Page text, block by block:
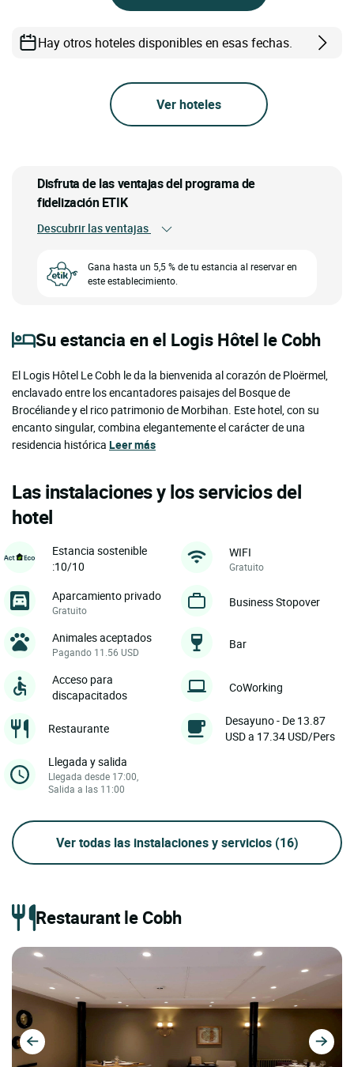
Hay otros hoteles disponibles en esas fechas.
Ver hoteles
Disfruta de las ventajas del programa de
fidelización ETIK
Descubrir las ventajas
Gana hasta un 5,5 % de tu estancia al reservar en
este establecimiento.
Su estancia en el Logis Hôtel le Cobh
El Logis Hôtel Le Cobh le da la bienvenida al corazón de Ploërmel,
enclavado entre los encantadores paisajes del Bosque de
Brocéliande y el rico patrimonio de Morbihan. Este hotel, con su
encanto singular, combina elegantemente el carácter de una
residencia histórica Leer más
Las instalaciones y los servicios del
hotel
Estancia sostenible
:10/10
WIFI
Gratuito
Aparcamiento privado
Gratuito
Business Stopover
Animales aceptados
Pagando 11.56 USD
Bar
Acceso para
discapacitados
CoWorking
Restaurante
Desayuno - De 13.87
USD a 17.34 USD/Pers
Llegada y salida
Llegada desde 17:00,
Salida a las 11:00
Ver todas las instalaciones y servicios (16)
Restaurant le Cobh